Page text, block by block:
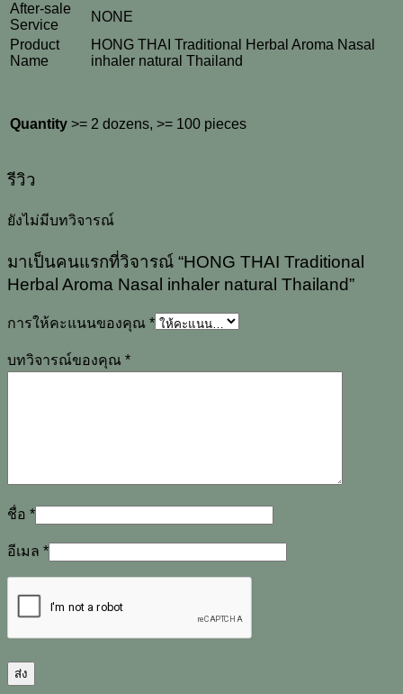
After-sale
Service
NONE
Product
Name
HONG THAI Traditional Herbal Aroma Nasal
inhaler natural Thailand
Quantity >= 2 dozens, >= 100 pieces
รีวิว
ยังไม่มีบทวิจารณ์
มาเป็นคนแรกที่วิจารณ์ “HONG THAI Traditional
Herbal Aroma Nasal inhaler natural Thailand”
การให้คะแนนของคุณ *
บทวิจารณ์ของคุณ *
ชื่อ *
อีเมล *